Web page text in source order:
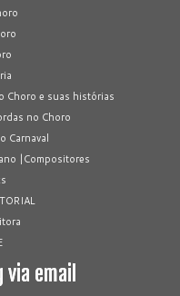
Choro e suas histórias
no Choro
Carnaval
|Compositores
email